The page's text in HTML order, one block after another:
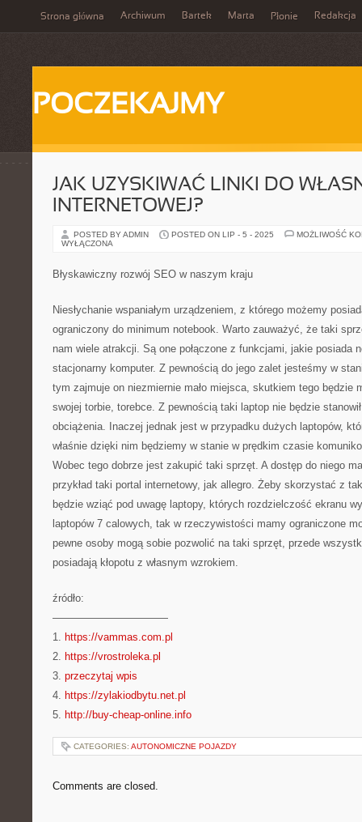
Strona główna Archiwum Bartek Marta Płonie Redakcja
POCZEKAJMY
JAK UZYSKIWAĆ LINKI DO
INTERNETOWEJ?
POSTED BY ADMIN POSTED ON LIP - 5 - 2025
MOŻLIWOŚĆ
WYŁĄCZONA
Błyskawiczny rozwój SEO w naszym kraju
Niesłychanie wspaniałym urządzeniem, z którego możemy
ograniczony do minimum notebook. Warto zauważyć, że taki
nam wiele atrakcji. Są one połączone z funkcjami, jakie posiada
stacjonarny komputer. Z pewnością do jego zalet jesteśmy w
tym zajmuje on niezmiernie mało miejsca, skutkiem tego będzie
swojej torbie, torebce. Z pewnością taki laptop nie będzie
obciążenia. Inaczej jednak jest w przypadku dużych laptopów,
właśnie dzięki nim będziemy w stanie w prędkim czasie
Wobec tego dobrze jest zakupić taki sprzęt. A dostęp do niego
przykład taki portal internetowy, jak allegro. Żeby skorzystać z
będzie wziąć pod uwagę laptopy, których rozdzielczość ekranu
laptopów 7 calowych, tak w rzeczywistości mamy ograniczone
pewne osoby mogą sobie pozwolić na taki sprzęt, przede
posiadają kłopotu z własnym wzrokiem.
źródło:
———————————
1. https://vammas.com.pl
2. https://vrostroleka.pl
3. przeczytaj wpis
4. https://zylakiodbytu.net.pl
5. http://buy-cheap-online.info
CATEGORIES: AUTONOMICZNE POJAZDY
Comments are closed.